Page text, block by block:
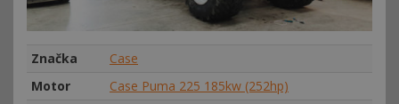
Značka
Case
Motor
Case Puma 225 185kw (252hp)